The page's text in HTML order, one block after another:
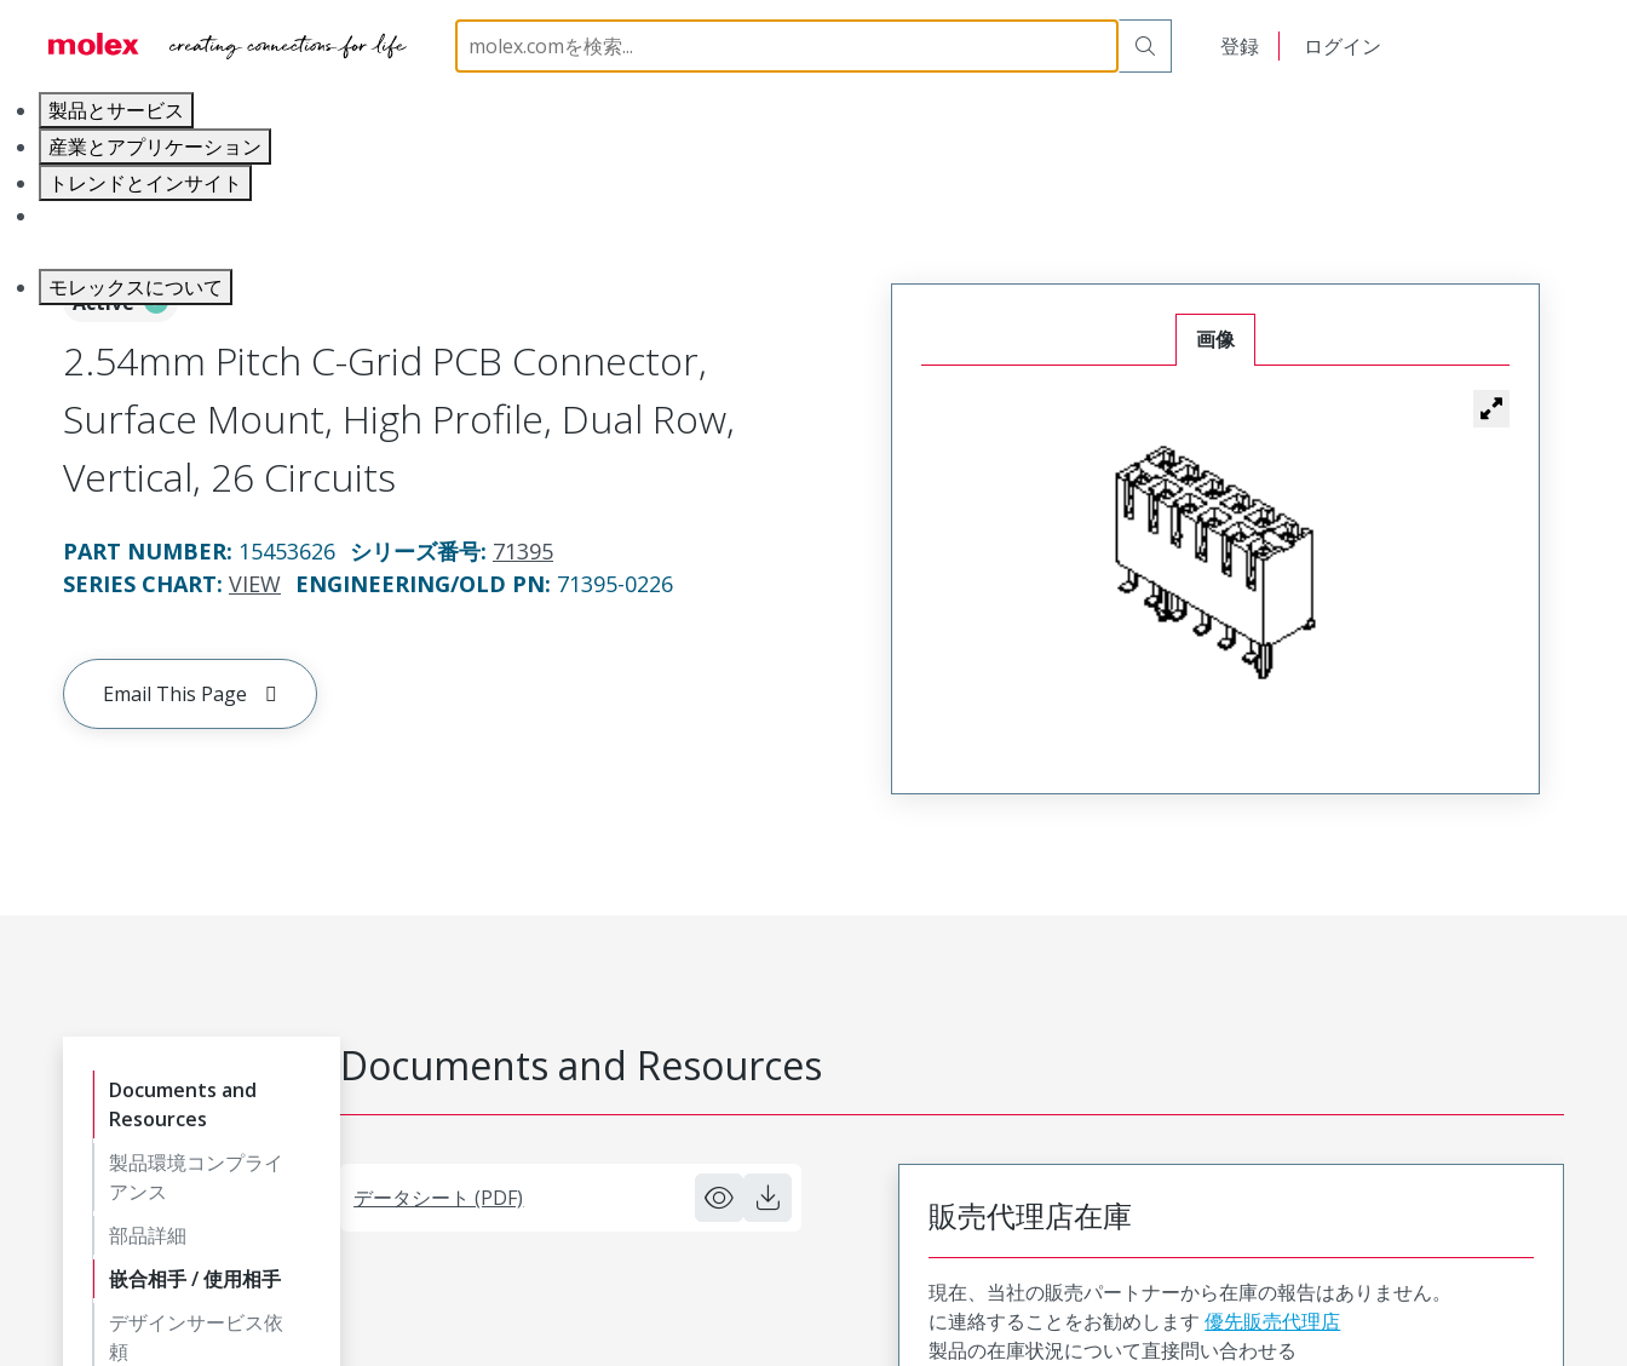
登録 ログイン
製品とサービス
産業とアプリケーション
トレンドとインサイト
モレックスについて
PCB / Wire Connectors PCB Headers and Receptacles 71395 15453626
Active
2.54mm Pitch C-Grid PCB Connector,
Surface Mount, High Profile, Dual Row,
Vertical, 26 Circuits
PART NUMBER: 15453626 シリーズ番号: 71395
SERIES CHART: VIEW ENGINEERING/OLD PN: 71395-0226
Email This Page
画像
Documents and
Resources
製品環境コンプライ
アンス
部品詳細
嵌合相手 / 使用相手
デザインサービス依
頼
Documents and Resources
データシート (PDF) 販売代理店在庫
現在、当社の販売パートナーから在庫の報告はありません。
に連絡することをお勧めします 優先販売代理店
製品の在庫状況について直接問い合わせる